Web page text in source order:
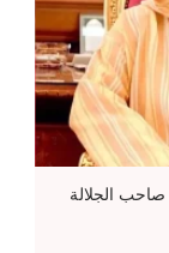
الجلالة